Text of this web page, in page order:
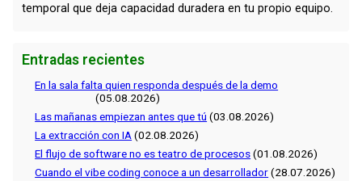
temporal que deja capacidad duradera en tu propio equipo.
Entradas recientes
En la sala falta quien responda después de la demo
(05.08.2026)
Las mañanas empiezan antes que tú (03.08.2026)
La extracción con IA (02.08.2026)
El flujo de software no es teatro de procesos(01.08.2026)
Cuando el vibe coding conoce a un desarrollador(28.07.2026)